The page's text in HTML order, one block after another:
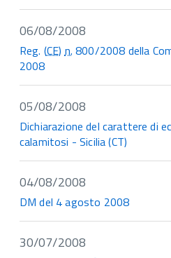
06/08/2008
Reg. (CE)n. 800/2008 della
2008
05/08/2008
Dichiarazione del carattere di
calamitosi - Sicilia (CT)
04/08/2008
DM del 4 agosto 2008
30/07/2008